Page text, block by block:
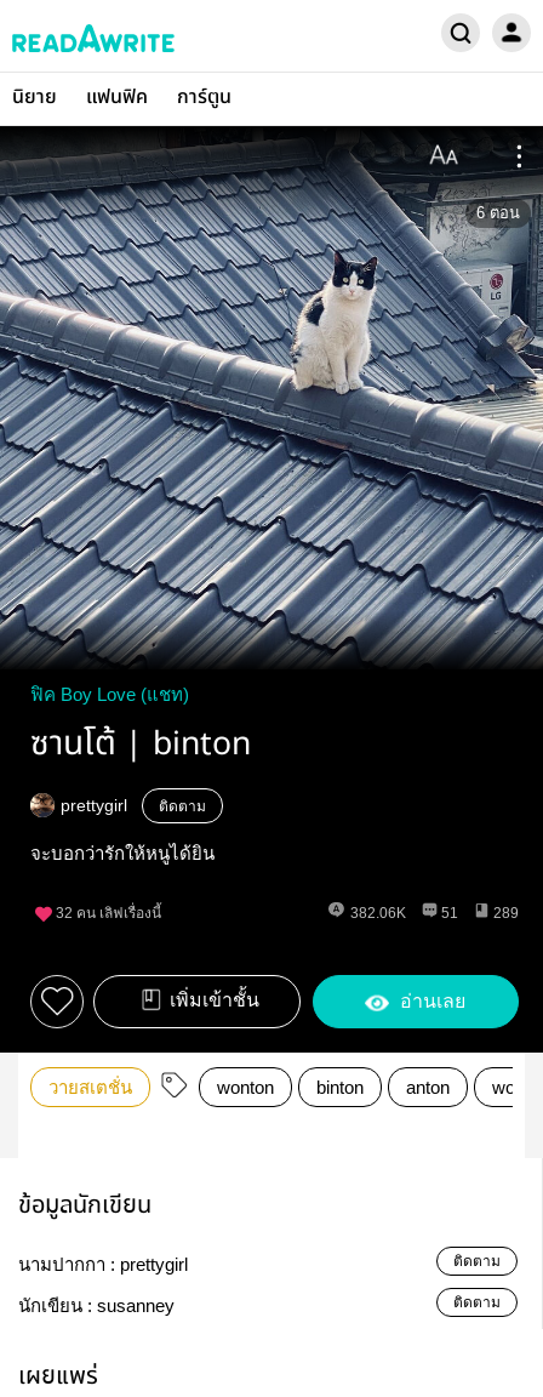
นิยาย แฟนฟิค การ์ตูน
6 ตอน
ฟิค Boy Love (แชท)
ซานโต้ | binton
prettygirl ติดตาม
จะบอกว่ารักให้หนูได้ยิน
32 คน เลิฟเรื่องนี้ 382.06K 51 289
เพิ่มเข้าชั้น อ่านเลย
วายสเตชั่น wonton binton anton
ข้อมูลนักเขียน
นามปากกา : prettygirl ติดตาม
นักเขียน : susanney ติดตาม
เผยแพร่